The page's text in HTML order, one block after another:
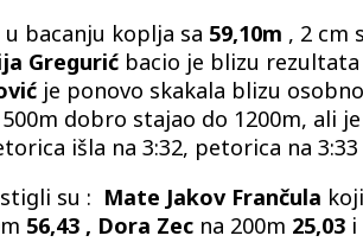
bacanju koplja sa 59,10m , 2 cm
Gregurić bacio je blizu
je ponovo skakala blizu
dobro stajao do 1200m, ali
išla na 3:32, petorica na 3:33
su : Mate Jakov Frančula
56,43 , Dora Zec na 200m 25,03 i